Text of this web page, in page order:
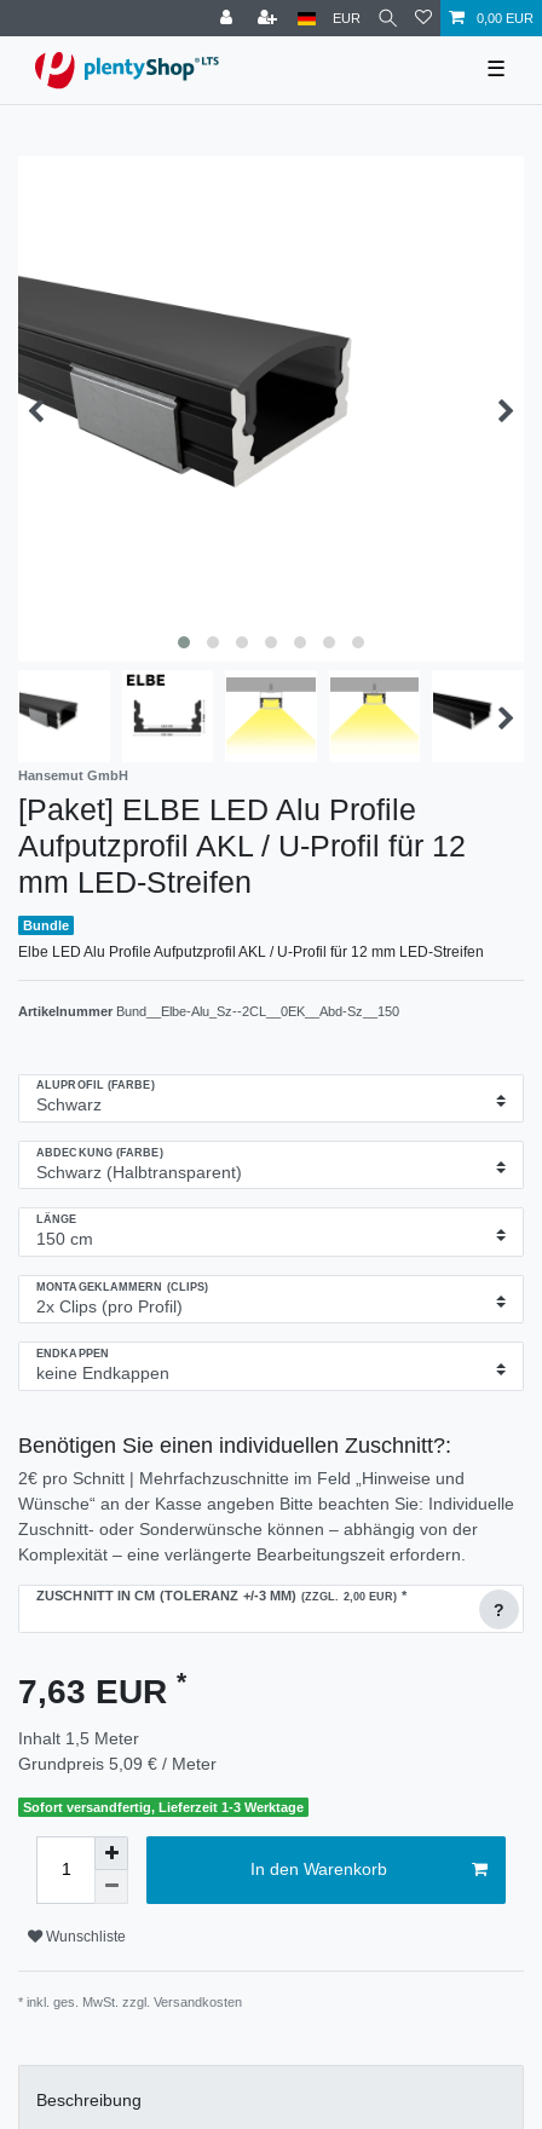
EUR 0,00 EUR
☰
Hansemut GmbH
[Paket] ELBE LED Alu Profile
Aufputzprofil AKL / U-Profil für 12
mm LED-Streifen
Bundle
Elbe LED Alu Profile Aufputzprofil AKL / U-Profil für 12 mm LED-Streifen
Artikelnummer Bund__Elbe-Alu_Sz--2CL__0EK__Abd-Sz__150
ALUPROFIL (FARBE)
ABDECKUNG (FARBE)
LÄNGE
MONTAGEKLAMMERN (CLIPS)
ENDKAPPEN
Benötigen Sie einen individuellen Zuschnitt?:
2€ pro Schnitt | Mehrfachzuschnitte im Feld „Hinweise und
Wünsche“ an der Kasse angeben Bitte beachten Sie: Individuelle
Zuschnitt- oder Sonderwünsche können – abhängig von der
Komplexität – eine verlängerte Bearbeitungszeit erfordern.
ZUSCHNITT IN CM (TOLERANZ +/-3 MM) (ZZGL. 2,00 EUR) *
?
7,63 EUR *
Inhalt 1,5 Meter
Grundpreis 5,09 € / Meter
Sofort versandfertig, Lieferzeit 1-3 Werktage
In den Warenkorb
Wunschliste
* inkl. ges. MwSt. zzgl. Versandkosten
Beschreibung